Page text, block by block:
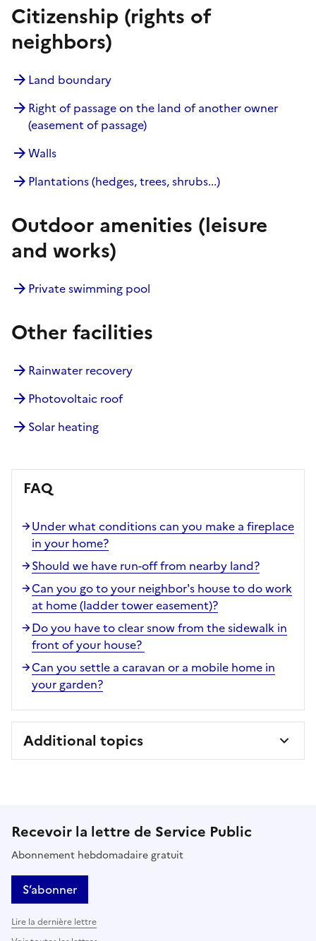
Citizenship (rights of
neighbors)
Land boundary
Right of passage on the land of another owner
(easement of passage)
Walls
Plantations (hedges, trees, shrubs...)
Outdoor amenities (leisure
and works)
Private swimming pool
Other facilities
Rainwater recovery
Photovoltaic roof
Solar heating
FAQ
Under what conditions can you make a fireplace
in your home?
Should we have run-off from nearby land?
Can you go to your neighbor's house to do work
at home (ladder tower easement)?
Do you have to clear snow from the sidewalk in
front of your house?
Can you settle a caravan or a mobile home in
your garden?
Additional topics
Recevoir la lettre de Service Public
Abonnement hebdomadaire gratuit
S’abonner
Lire la dernière lettre